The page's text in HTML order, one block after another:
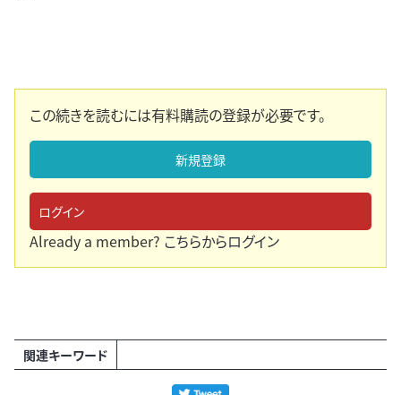
この続きを読むには有料購読の登録が必要です。
新規登録
ログイン
Already a member? こちらからログイン
関連キーワード